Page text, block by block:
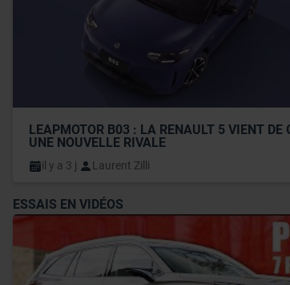
LEAPMOTOR B03 : LA RENAULT 5 VIENT DE
UNE NOUVELLE RIVALE
il y a 3 j Laurent Zilli
ESSAIS EN VIDÉOS